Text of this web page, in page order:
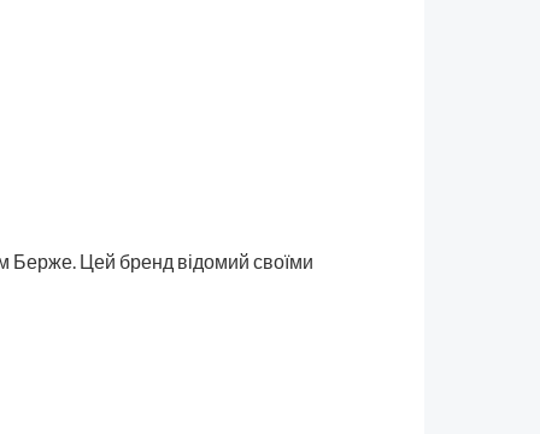
Берже. Цей бренд відомий своїми